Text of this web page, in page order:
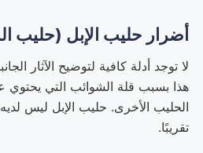
أضرار حليب الإبل (حليب
لا توجد أدلة كافية لتوضيح الآثار
هذا بسبب قلة الشوائب التي يحتوي
الحليب الأخرى. حليب الإبل ليس
تقريبًا.